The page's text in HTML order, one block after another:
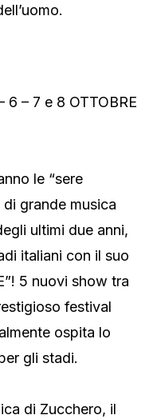
6 – 7 e 8 OTTOBRE
le “sere
grande musica
ultimi due anni,
italiani con il suo
5 nuovi show tra
festival
ospita lo
gli stadi.
di Zucchero, il